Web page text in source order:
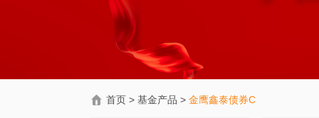
首页 > 基金产品 > 金鹰鑫泰债券C